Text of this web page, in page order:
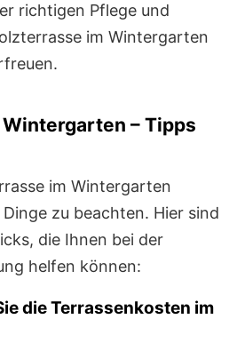
richtigen Pflege und
im Wintergarten
– Tipps
im Wintergarten
zu beachten. Hier sind
die Ihnen bei der
helfen können:
die Terrassenkosten im